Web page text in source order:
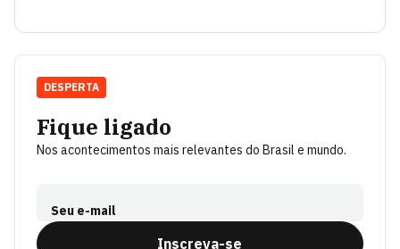
Fique ligado
Nos acontecimentos mais relevantes do Brasil e mundo.
Seu e-mail
Inscreva-se
DESPERTA